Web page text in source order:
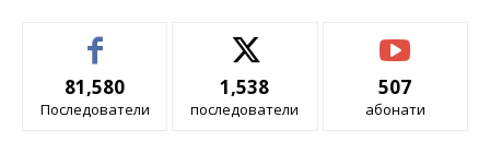
81,580
Последователи
1,538
последователи
507
абонати